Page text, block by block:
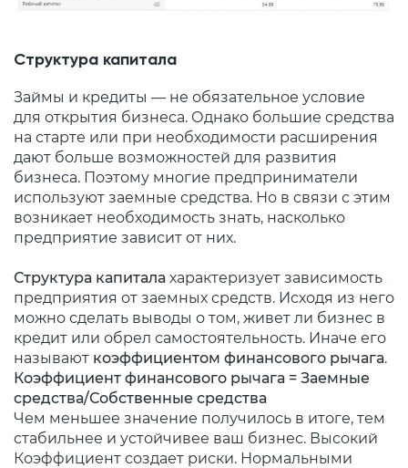
Структура капитала
Займы и кредиты — не обязательное условие
для открытия бизнеса. Однако большие средства
на старте или при необходимости расширения
дают больше возможностей для развития
бизнеса. Поэтому многие предприниматели
используют заемные средства. Но в связи с этим
возникает необходимость знать, насколько
предприятие зависит от них.
Структура капитала характеризует зависимость
предприятия от заемных средств. Исходя из него
можно сделать выводы о том, живет ли бизнес в
кредит или обрел самостоятельность. Иначе его
называют коэффициентом финансового рычага.
Коэффициент финансового рычага = Заемные
средства/Собственные средства
Чем меньшее значение получилось в итоге, тем
стабильнее и устойчивее ваш бизнес. Высокий
Коэффициент создает риски. Нормальными